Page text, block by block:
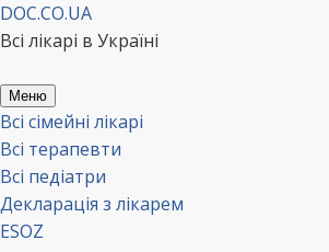
Перейти
до
DOC.CO.UA
Всі лікарі в Україні
Меню
Всі сімейні лікарі
Всі терапевти
Всі педіатри
Декларація з лікарем
ESOZ